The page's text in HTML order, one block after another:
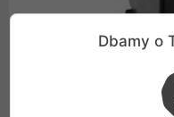
Dbamy o